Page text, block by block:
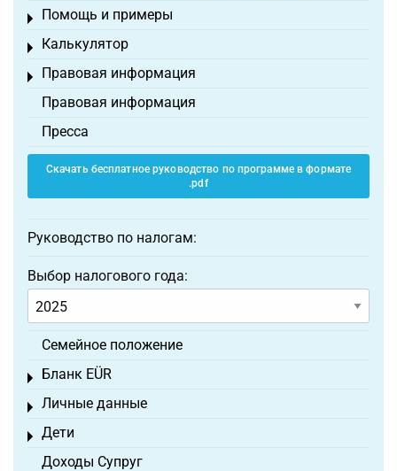
Помощь и примеры
Toggle menu
Калькулятор
Toggle menu
Правовая информация
Toggle menu
Правовая информация
Пресса
Скачать бесплатное руководство по программе в формате
.pdf
Руководство по налогам:
Выбор налогового года:
Семейное положение
Бланк EÜR
Toggle menu
Личные данные
Toggle menu
Дети
Toggle menu
Доходы Супруг